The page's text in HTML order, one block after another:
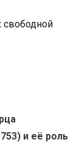
свободной
и её роль